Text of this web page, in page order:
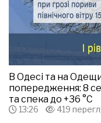
В Одесі та на
попередження: 8
та спека до +36 °С
13:26 419